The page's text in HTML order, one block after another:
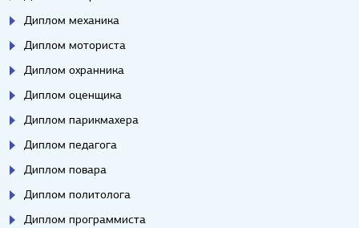
Диплом механика
Диплом моториста
Диплом охранника
Диплом оценщика
Диплом парикмахера
Диплом педагога
Диплом повара
Диплом политолога
Диплом программиста